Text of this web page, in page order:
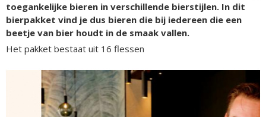
toegankelijke bieren in verschillende bierstijlen. In dit
bierpakket vind je dus bieren die bij iedereen die een
beetje van bier houdt in de smaak vallen.
Het pakket bestaat uit 16 flessen